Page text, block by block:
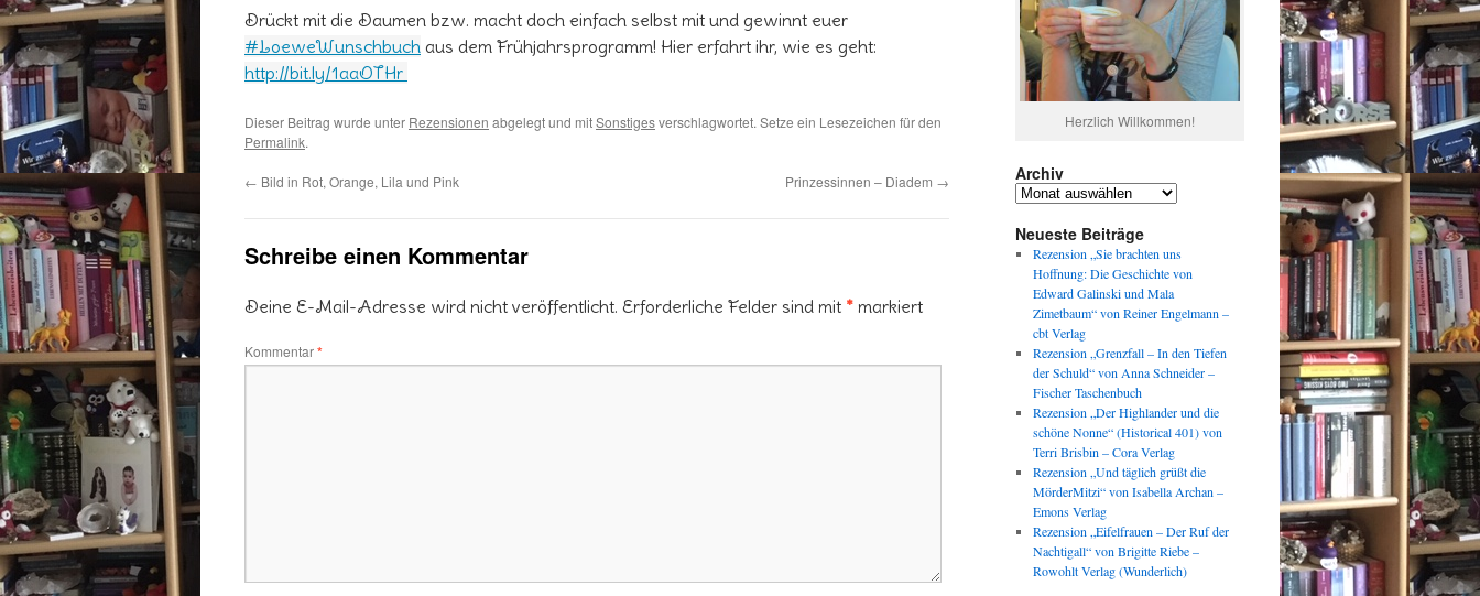
Drückt mit die Daumen bzw. macht doch einfach selbst mit und gewinnt euer
#LoeweWunschbuch aus dem Frühjahrsprogramm! Hier erfahrt ihr, wie es geht:
http://bit.ly/1aaOTHr
Dieser Beitrag wurde unter Rezensionen abgelegt und mitSonstigesverschlagwortet. Setze ein Lesezeichen für den
Permalink.
← Bild in Rot, Orange, Lila und Pink Prinzessinnen – Diadem →
Schreibe einen Kommentar
Deine E-Mail-Adresse wird nicht veröffentlicht. Erforderliche Felder sind mit * markiert
Kommentar*
Herzlich Willkommen!
Archiv
Archiv
Neueste Beiträge
Rezension „Sie brachten uns
Hoffnung: Die Geschichte von
Edward Galinski und Mala
Zimetbaum“ von Reiner Engelmann –
cbt Verlag
Rezension „Grenzfall – In den Tiefen
der Schuld“ von Anna Schneider –
Fischer Taschenbuch
Rezension „Der Highlander und die
schöne Nonne“ (Historical 401) von
Terri Brisbin – Cora Verlag
Rezension „Und täglich grüßt die
MörderMitzi“ von Isabella Archan –
Emons Verlag
Rezension „Eifelfrauen – Der Ruf der
Nachtigall“ von Brigitte Riebe –
Rowohlt Verlag (Wunderlich)